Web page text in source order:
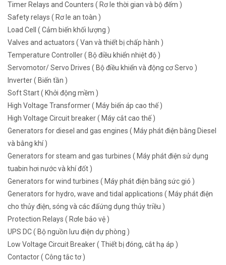
Timer Relays and Counters ( Rơ le thời gian và bộ đếm )
Safety relays ( Rơ le an toàn )
Load Cell ( Cảm biến khối lượng )
Valves and actuators ( Van và thiết bị chấp hành )
Temperature Controller ( Bộ điều khiển nhiệt độ )
Servomotor/ Servo Drives ( Bộ điều khiển và động cơ Servo )
Inverter ( Biến tần )
Soft Start ( Khởi động mềm )
High Voltage Transformer ( Máy biến áp cao thế )
High Voltage Circuit breaker ( Máy cắt cao thế )
Generators for diesel and gas engines ( Máy phát điện bằng Diesel
và bằng khí )
Generators for steam and gas turbines ( Máy phát điện sử dụng
tuabin hơi nước và khí đốt )
Generators for wind turbines ( Máy phát điện bằng sức gió )
Generators for hydro, wave and tidal applications ( Máy phát điện
cho thủy điện, sóng và các đấứng dụng thủy triều )
Protection Relays ( Rơle bảo vệ )
UPS DC ( Bộ nguồn lưu điện dự phòng )
Low Voltage Circuit Breaker ( Thiết bị đóng, cắt hạ áp )
Contactor ( Công tắc tơ )